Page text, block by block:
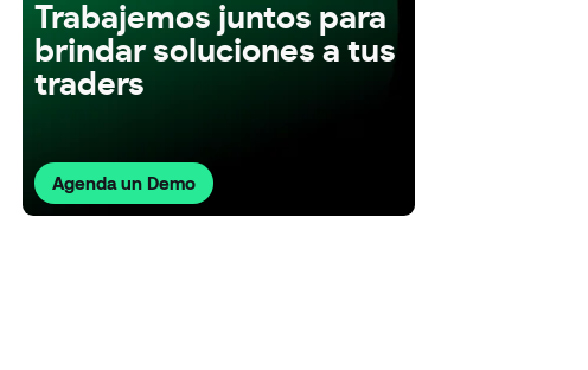
Trabajemos juntos para
brindar soluciones a tus
traders
Agenda un Demo